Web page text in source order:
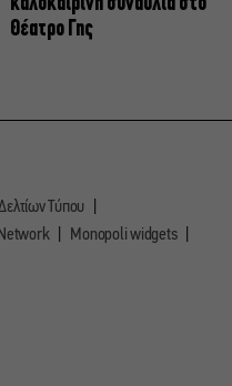
Θέατρο Γης
Τύπου
Monopoli widgets